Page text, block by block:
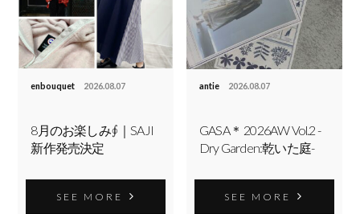
enbouquet 2026.08.07
8月のお楽しみ∮｜SAJI
新作発売決定
SEE MORE
antie 2026.08.07
GASA＊ 2026AW Vol.2 -
Dry Garden:乾いた庭-
SEE MORE